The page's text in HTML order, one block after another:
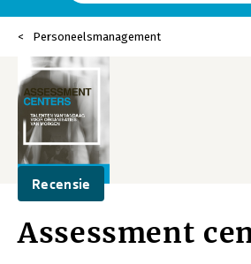
Personeelsmanagement
Recensie
Assessment